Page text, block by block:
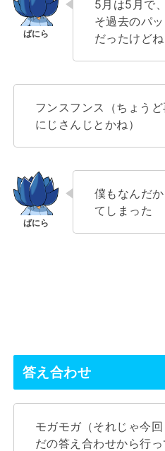
5月は5月で
そ過去のパ
だったけどね
フンスフンス（ちょう
にじさんじとかね）
僕もなんだ
てしまった
答え合わせ
モガモガ（それじゃ今
だの答え合わせから行っ